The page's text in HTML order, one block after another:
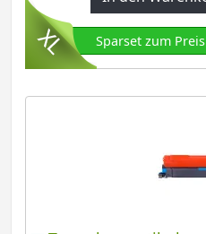
Sparset zum